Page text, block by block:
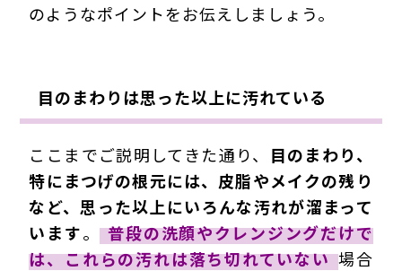
のようなポイントをお伝えしましょう。
目のまわりは思った以上に汚れている
ここまでご説明してきた通り、 目のまわり、
特にまつげの根元には、皮脂やメイクの残り
など、思った以上にいろんな汚れが溜まって
います。 普段の洗顔やクレンジングだけで
は、これらの汚れは落ち切れていない 場合